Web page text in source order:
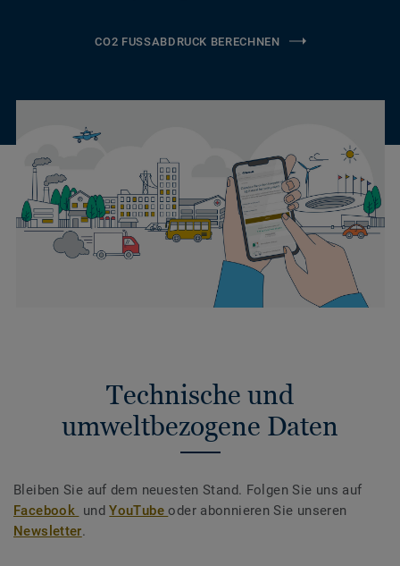
CO2 FUSSABDRUCK BERECHNEN
Technische und
umweltbezogene Daten
Bleiben Sie auf dem neuesten Stand. Folgen Sie uns auf
Facebook undYouTubeoder abonnieren Sie unseren
Newsletter.